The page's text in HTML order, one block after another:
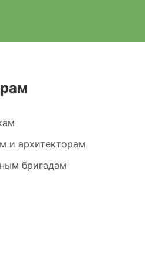
и архитекторам
бригадам